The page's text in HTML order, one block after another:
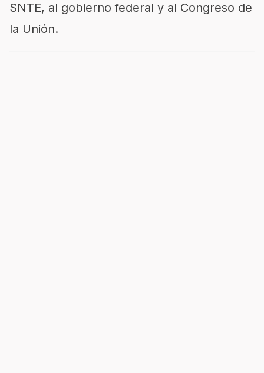
SNTE, al gobierno federal y al Congreso de
la Unión.